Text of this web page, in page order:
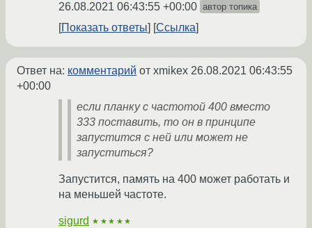
26.08.2021 06:43:55 +00:00 автор топика
Показать ответы Ссылка
Ответ на: комментарий от xmikex 26.08.2021 06:43:55
+00:00
если планку с частотой 400 вместо
333 поставить, то он в принципе
запустится с ней или может не
запуститься?
Запустится, память на 400 может работать и
на меньшей частоте.
sigurd ★★★★★